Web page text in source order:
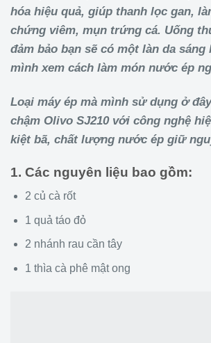
hóa hiệu quả, giúp thanh lọc gan,
chứng viêm, mụn trứng cá. Uống
đảm bảo bạn sẽ có một làn da sáng
mình xem cách làm món nước ép
Loại máy ép mà mình sử dụng ở
chậm Olivo SJ210 với công nghệ
kiệt bã, chất lượng nước ép giữ
1. Các nguyên liệu bao gồm:
2 củ cà rốt
1 quả táo đỏ
2 nhánh rau cần tây
1 thìa cà phê mật ong